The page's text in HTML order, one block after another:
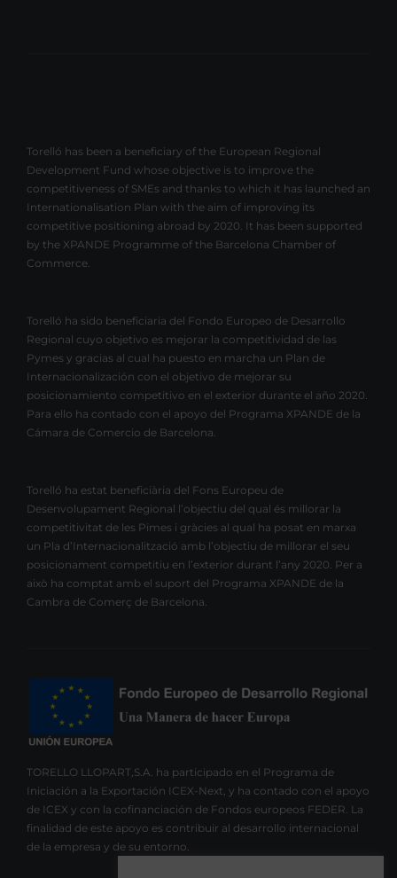
Torelló has been a beneficiary of the European Regional
Development Fund whose objective is to improve the
competitiveness of SMEs and thanks to which it has launched an
Internationalisation Plan with the aim of improving its
competitive positioning abroad by 2020. It has been supported
by the XPANDE Programme of the Barcelona Chamber of
Commerce.
Torelló ha sido beneficiaria del Fondo Europeo de Desarrollo
Regional cuyo objetivo es mejorar la competitividad de las
Pymes y gracias al cual ha puesto en marcha un Plan de
Internacionalización con el objetivo de mejorar su
posicionamiento competitivo en el exterior durante el año 2020.
Para ello ha contado con el apoyo del Programa XPANDE de la
Cámara de Comercio de Barcelona.
Torelló ha estat beneficiària del Fons Europeu de
Desenvolupament Regional l’objectiu del qual és millorar la
competitivitat de les Pimes i gràcies al qual ha posat en marxa
un Pla d’Internacionalització amb l’objectiu de millorar el seu
posicionament competitiu en l’exterior durant l’any 2020. Per a
això ha comptat amb el suport del Programa XPANDE de la
Cambra de Comerç de Barcelona.
TORELLO LLOPART,S.A. ha participado en el Programa de
Iniciación a la Exportación ICEX-Next, y ha contado con el apoyo
de ICEX y con la cofinanciación de Fondos europeos FEDER. La
finalidad de este apoyo es contribuir al desarrollo internacional
de la empresa y de su entorno.